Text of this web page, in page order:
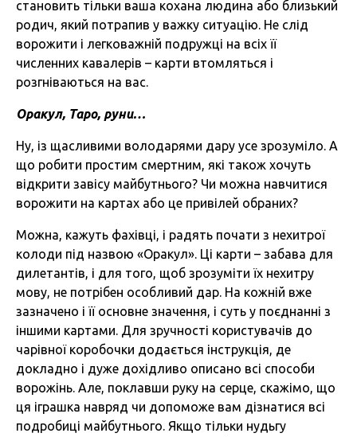
становить тільки ваша кохана людина або близький
родич, який потрапив у важку ситуацію. Не слід
ворожити і легковажній подружці на всіх її
численних кавалерів – карти втомляться і
розгніваються на вас.
Оракул, Таро, руни…
Ну, із щасливими володарями дару усе зрозуміло. А
що робити простим смертним, які також хочуть
відкрити завісу майбутнього? Чи можна навчитися
ворожити на картах або це привілей обраних?
Можна, кажуть фахівці, і радять почати з нехитрої
колоди під назвою «Оракул». Ці карти – забава для
дилетантів, і для того, щоб зрозуміти їх нехитру
мову, не потрібен особливий дар. На кожній вже
зазначено і її основне значення, і суть у поєднанні з
іншими картами. Для зручності користувачів до
чарівної коробочки додається інструкція, де
докладно і дуже дохідливо описано всі способи
ворожінь. Але, поклавши руку на серце, скажімо, що
ця іграшка навряд чи допоможе вам дізнатися всі
подробиці майбутнього. Якщо тільки нудьгу